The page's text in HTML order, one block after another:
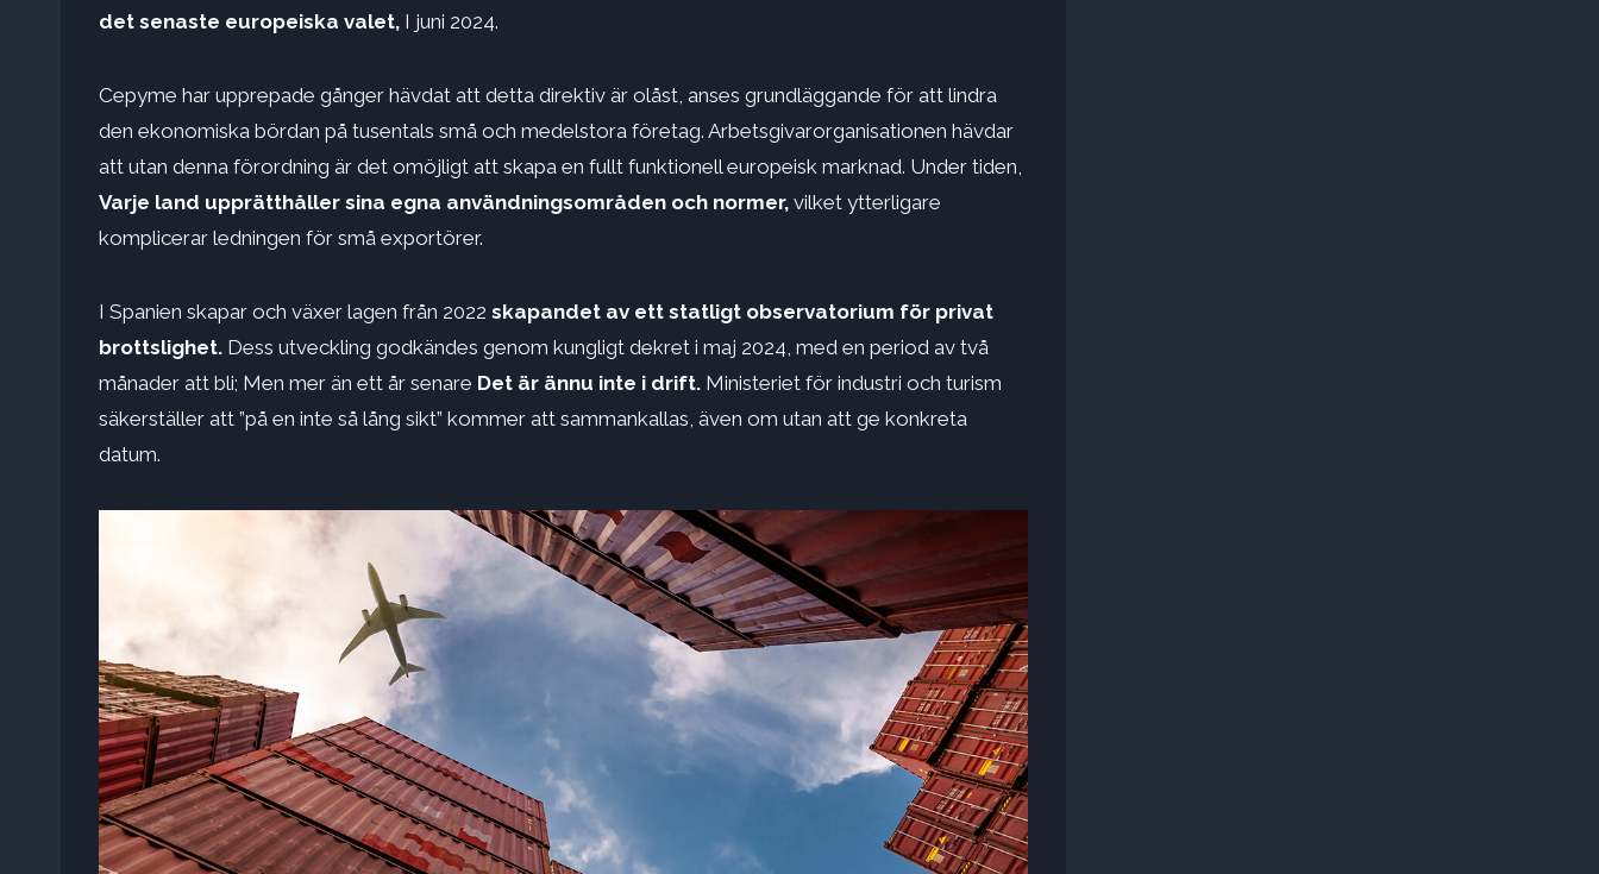
det senaste europeiska valet, I juni 2024.
Cepyme har upprepade gånger hävdat att detta direktiv är olåst, anses grundläggande för att lindra
den ekonomiska bördan på tusentals små och medelstora företag. Arbetsgivarorganisationen hävdar
att utan denna förordning är det omöjligt att skapa en fullt funktionell europeisk marknad. Under tiden,
Varje land upprätthåller sina egna användningsområden och normer, vilket ytterligare
komplicerar ledningen för små exportörer.
I Spanien skapar och växer lagen från 2022 skapandet av ett statligt observatorium för privat
brottslighet. Dess utveckling godkändes genom kungligt dekret i maj 2024, med en period av två
månader att bli; Men mer än ett år senare Det är ännu inte i drift. Ministeriet för industri och turism
säkerställer att ”på en inte så lång sikt” kommer att sammankallas, även om utan att ge konkreta
datum.